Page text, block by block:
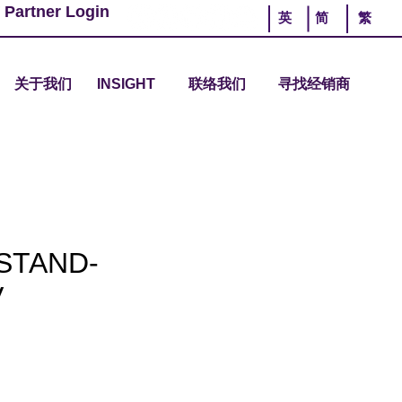
Partner Login 英 简 繁
关于我们 INSIGHT 联络我们 寻找经销商